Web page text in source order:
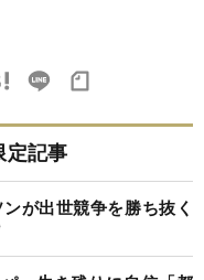
定記事
が出世競争を勝ち抜く